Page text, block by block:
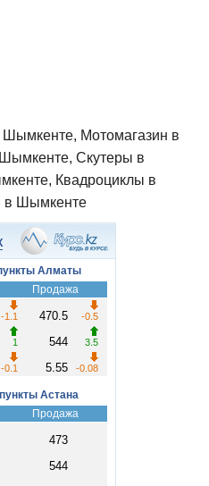
Шымкенте, Мотомагазин в
Скутеры в
Квадроциклы в
в Шымкенте